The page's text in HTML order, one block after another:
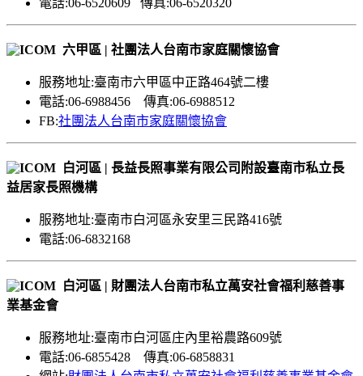
電話:06-6520609 傳真:06-6520320
六甲區 | 社團法人台南市家庭關懷協會
服務地址:臺南市六甲區中正路464號二樓
電話:06-6988456 傳真:06-6988512
FB:社團法人台南市家庭關懷協會
白河區 | 長益長照事業有限公司附設臺南市私立長
益居家長照機構
服務地址:臺南市白河區永安里三民路416號
電話:06-6832168
白河區 | 財團法人台南市私立萬安社會福利慈善事
業基金會
服務地址:臺南市白河區庄內里裕農路609號
電話:06-6855428 傳真:06-6858831